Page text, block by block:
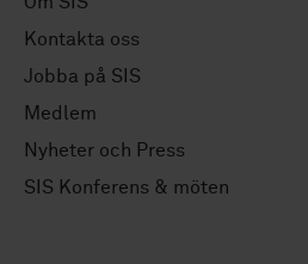
Kontakta oss
Jobba på SIS
Medlem
Nyheter och Press
SIS Konferens & möten